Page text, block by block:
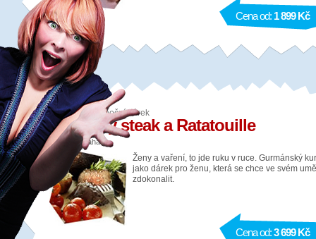
Cena od: 1 899 Kč
Gurmánský vánoční dárek
Šťavnatý steak a Ratatouille
Lokalita: Praha
Ženy a vaření, to jde ruku v ruce. Gurmánský
jako dárek pro ženu, která se chce ve svém
zdokonalit.
Cena od:3 699 Kč